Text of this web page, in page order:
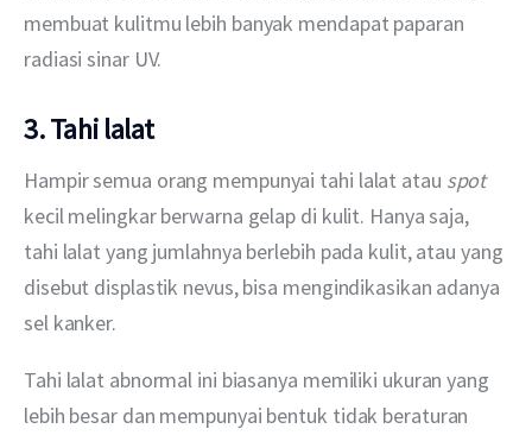
membuat kulitmu lebih banyak mendapat paparan
radiasi sinar UV.
3. Tahi lalat
Hampir semua orang mempunyai tahi lalat atau spot
kecil melingkar berwarna gelap di kulit. Hanya saja,
tahi lalat yang jumlahnya berlebih pada kulit, atau yang
disebut displastik nevus, bisa mengindikasikan adanya
sel kanker.
Tahi lalat abnormal ini biasanya memiliki ukuran yang
lebih besar dan mempunyai bentuk tidak beraturan